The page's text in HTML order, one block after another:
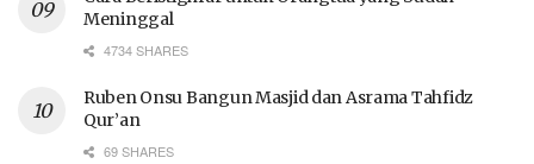
Meninggal
4734 SHARES
Ruben Onsu Bangun Masjid dan Asrama Tahfidz
Qur’an
69 SHARES